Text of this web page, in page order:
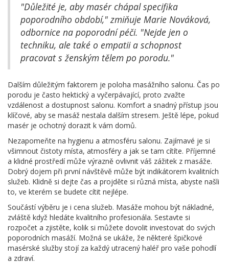
"Důležité je, aby masér chápal specifika
poporodního období," zmiňuje Marie Nováková,
odbornice na poporodní péči. "Nejde jen o
techniku, ale také o empatii a schopnost
pracovat s ženským tělem po porodu."
Dalším důležitým faktorem je poloha masážního salonu. Čas po
porodu je často hektický a vyčerpávající, proto zvažte
vzdálenost a dostupnost salonu. Komfort a snadný přístup jsou
klíčové, aby se masáž nestala dalším stresem. Ještě lépe, pokud
masér je ochotný dorazit k vám domů.
Nezapomeňte na hygienu a atmosféru salonu. Zajímavé je si
všimnout čistoty místa, atmosféry a jak se tam cítíte. Příjemné
a klidné prostředí může výrazně ovlivnit váš zážitek z masáže.
Dobrý dojem při první návštěvě může být indikátorem kvalitních
služeb. Klidně si dejte čas a projděte si různá místa, abyste našli
to, ve kterém se budete cítit nejlépe.
Součástí výběru je i cena služeb. Masáže mohou být nákladné,
zvláště když hledáte kvalitního profesionála. Sestavte si
rozpočet a zjistěte, kolik si můžete dovolit investovat do svých
poporodních masáží. Možná se ukáže, že některé špičkové
masérské služby stojí za každý utracený haléř pro vaše pohodlí
a zdraví.